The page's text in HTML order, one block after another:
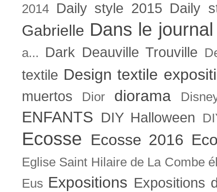
2014
Daily style 2015 Daily
Gabrielle Dans le journal
a... Dark Deauville Trouville
textile Design textile
muertos Dior diorama
ENFANTS DIY Halloween
Ecosse Ecosse 2016
Eglise Saint Hilaire de La Combe
Eus Expositions Expositions